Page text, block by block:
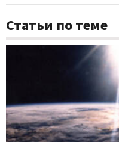
Статьи по теме